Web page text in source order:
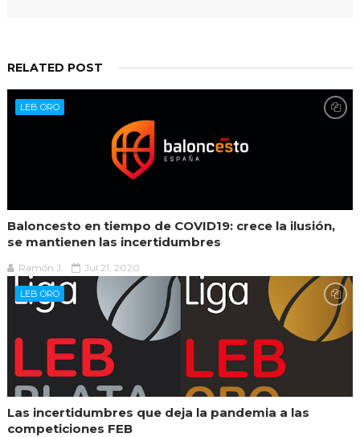
RELATED POST
LEB ORO
Baloncesto en tiempo de COVID19: crece la ilusión,
se mantienen las incertidumbres
Ramón J. Jul 21, 2020
LEB ORO
Las incertidumbres que deja la pandemia a las
competiciones FEB